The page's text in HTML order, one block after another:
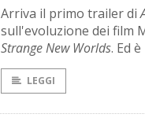
Arriva il primo trailer di
sull'evoluzione dei film
Strange New Worlds. Ed
LEGGI